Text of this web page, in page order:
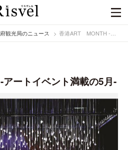
観光局のニュース 香港ART MONTH -アートイベント満載の5月-
ートイベント満載の5月-